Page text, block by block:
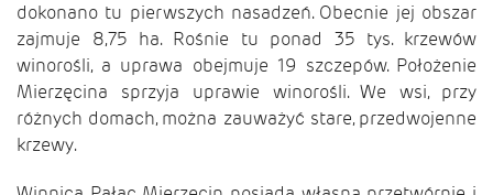
dokonano tu pierwszych nasadzeń. Obecnie jej obszar
zajmuje 8,75 ha. Rośnie tu ponad 35 tys. krzewów
winorośli, a uprawa obejmuje 19 szczepów. Położenie
Mierzęcina sprzyja uprawie winorośli. We wsi, przy
różnych domach, można zauważyć stare, przedwojenne
krzewy.